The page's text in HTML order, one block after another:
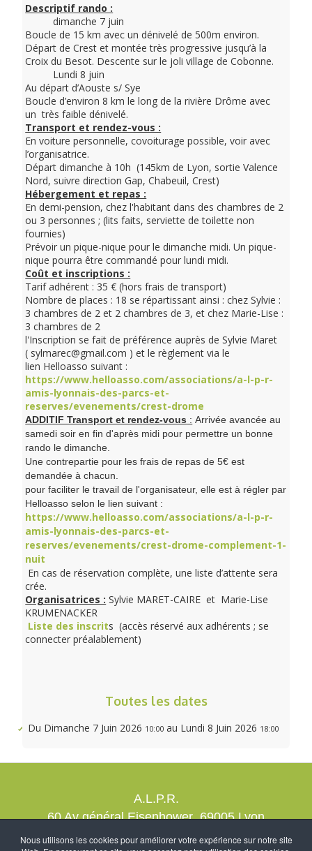
Nous utilisons les cookies pour améliorer votre expérience sur notre site
Descriptif rando :
dimanche 7 juin
Boucle de 15 km avec un dénivelé de 500m environ.
Départ de Crest et montée très progressive jusqu’à la
Croix du Besot. Descente sur le joli village de Cobonne.
Lundi 8 juin
Au départ d’Aouste s/ Sye
Boucle d’environ 8 km le long de la rivière Drôme avec
un très faible dénivelé.
Transport et rendez-vous :
En voiture personnelle, covoiturage possible, voir avec
l’organisatrice.
Départ dimanche à 10h (145km de Lyon, sortie Valence
Nord, suivre direction Gap, Chabeuil, Crest)
Hébergement et repas :
En demi-pension, chez l'habitant dans des chambres de 2
ou 3 personnes ; (lits faits, serviette de toilette non
fournies)
Prévoir un pique-nique pour le dimanche midi. Un pique-
nique pourra être commandé pour lundi midi.
Coût et inscriptions :
Tarif adhérent : 35 € (hors frais de transport)
Nombre de places : 18 se répartissant ainsi : chez Sylvie :
3 chambres de 2 et 2 chambres de 3, et chez Marie-Lise :
3 chambres de 2
l'Inscription se fait de préférence auprès de Sylvie Maret
( sylmarec@gmail.com ) et le règlement via le
lien Helloasso suivant :
https://www.helloasso.com/associations/a-l-p-r-
amis-lyonnais-des-parcs-et-
reserves/evenements/crest-drome
ADDITIF Transport et rendez-vous : Arrivée avancée au
samedi soir en fin d'après midi pour permettre un bonne
rando le dimanche.
Une contrepartie pour les frais de repas de 5€ est
demandée à chacun.
pour faciliter le travail de l'organisateur, elle est à régler par
Helloasso selon le lien suivant :
https://www.helloasso.com/associations/a-l-p-r-
amis-lyonnais-des-parcs-et-
reserves/evenements/crest-drome-complement-1-
nuit
En cas de réservation complète, une liste d’attente sera
crée.
Organisatrices : Sylvie MARET-CAIRE et Marie-Lise
KRUMENACKER
Liste des inscrits (accès réservé aux adhérents ; se
connecter préalablement)
Toutes les dates
Du Dimanche 7 Juin 2026 10:00 au Lundi 8 Juin 2026 18:00
A.L.P.R.
60 Av général Eisenhower 69005 Lyon